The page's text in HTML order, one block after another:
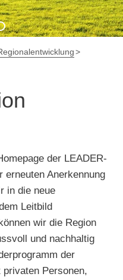
der LEADER-
erneuten Anerkennung
in die neue
Leitbild
wir die Region
und nachhaltig
der
Personen,